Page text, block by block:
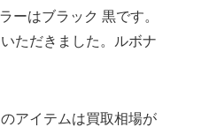
ーはブラック 黒です。
ただきました。ルボナ
アイテムは買取相場が